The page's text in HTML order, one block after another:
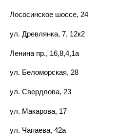
услугу
по
ТКО
Для
лиц
допсоглашения):
Лососинское шоссе, 24
ул. Древлянка, 7, 12к2
Ленина пр., 16,8,4,1а
ул. Беломорская, 28
ул. Свердлова, 23
ул. Макарова, 17
ул. Чапаева, 42а